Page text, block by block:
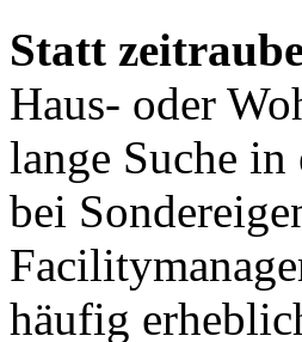
Statt
Haus- oder
lange Suche in
bei
häufig